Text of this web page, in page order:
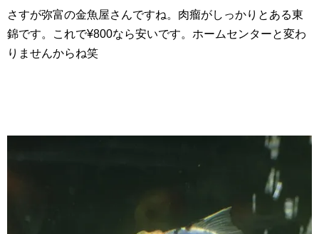
さすが弥富の金魚屋さんですね。肉瘤がしっかりとある東
錦です。これで¥800なら安いです。ホームセンターと変わ
りませんからね笑